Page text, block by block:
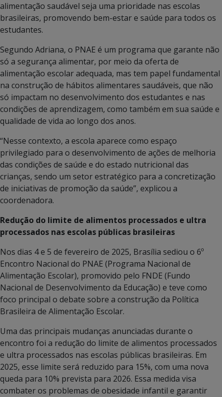
alimentação saudável seja uma prioridade nas escolas
brasileiras, promovendo bem-estar e saúde para todos os
estudantes.
Segundo Adriana, o PNAE é um programa que garante não
só a segurança alimentar, por meio da oferta de
alimentação escolar adequada, mas tem papel fundamental
na construção de hábitos alimentares saudáveis, que não
só impactam no desenvolvimento dos estudantes e nas
condições de aprendizagem, como também em sua saúde e
qualidade de vida ao longo dos anos.
“Nesse contexto, a escola aparece como espaço
privilegiado para o desenvolvimento de ações de melhoria
das condições de saúde e do estado nutricional das
crianças, sendo um setor estratégico para a concretização
de iniciativas de promoção da saúde”, explicou a
coordenadora.
Redução do limite de alimentos processados e ultra
processados nas escolas públicas brasileiras
Nos dias 4 e 5 de fevereiro de 2025, Brasília sediou o 6º
Encontro Nacional do PNAE (Programa Nacional de
Alimentação Escolar), promovido pelo FNDE (Fundo
Nacional de Desenvolvimento da Educação) e teve como
foco principal o debate sobre a construção da Política
Brasileira de Alimentação Escolar.
Uma das principais mudanças anunciadas durante o
encontro foi a redução do limite de alimentos processados
e ultra processados nas escolas públicas brasileiras. Em
2025, esse limite será reduzido para 15%, com uma nova
queda para 10% prevista para 2026. Essa medida visa
combater os problemas de obesidade infantil e garantir